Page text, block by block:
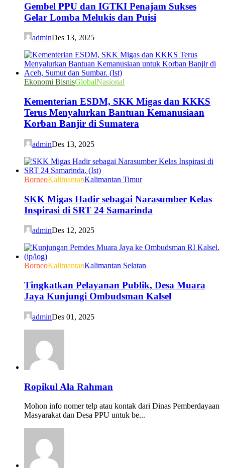
Gembel PPU dan IGTKI Penajam Sukses
Gelar Lomba Melukis dan Puisi
adminDes 13, 2025
Ekonomi BisnisGlobalNasional
Kementerian ESDM, SKK Migas dan KKKS
Terus Menyalurkan Bantuan Kemanusiaan
Korban Banjir di Sumatera
adminDes 13, 2025
BorneoKalimantanKalimantan Timur
SKK Migas Hadir sebagai Narasumber Kelas
Inspirasi di SRT 24 Samarinda
adminDes 12, 2025
BorneoKalimantanKalimantan Selatan
Tingkatkan Pelayanan Publik, Desa Muara
Jaya Kunjungi Ombudsman Kalsel
adminDes 01, 2025
Ropikul Ala Rahman
Mohon info nomer telp atau kontak dari Dinas Pemberdayaan
Masyarakat dan Desa PPU untuk be...